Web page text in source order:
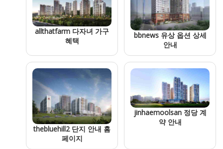
allthatfarm 다자녀 가구
혜택
bbnews 유상 옵션 상세
안내
thebluehill2 단지 안내 홈
페이지
jinhaemoolsan 정당 계
약 안내